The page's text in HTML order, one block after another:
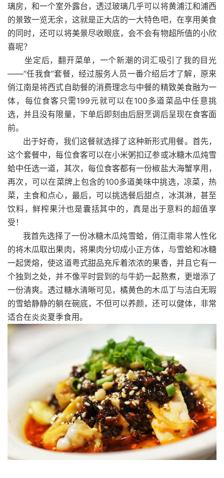
璃房，和一个室外露台，透过玻璃几乎可以将黄浦江和浦西
的景致一览无余，这就是正大店的一大特色吧，在享用美食
的同时，还可以将美景尽收眼底，会不会有物超所值的小欣
喜呢？
坐定后，翻开菜单，一个新潮的词汇吸引了我的目光
——“任我食”套餐，经过服务人员一番介绍后才了解，原来
俏江南是将西式自助餐的消费理念与中餐的精致美食融为一
体，每位食客只需199元就可以在100多道菜品中任意挑
选，并且没有限量，下单后即刻由后厨烹调后呈现在食客面
前。
出于好奇，我们这餐就选择了这种新形式用餐。首先，
这个套餐中，每位食客可以在小米粥扣辽参或冰糖木瓜炖雪
蛤中任选一道，其次，每位食客都有一份椒盐大海蟹享用，
再次，可以在菜牌上包含的100多道美味中挑选，凉菜，热
菜，主食和点心，最后，可以挑选餐后甜点，冰淇淋，甚至
饮料，鲜榨果汁也是囊括其中的，真是出于意料的超值享
受！
我首先选择了一份冰糖木瓜炖雪蛤，俏江南非常人性化
的将木瓜取出果肉，将果肉分切成小正方体，与雪蛤和冰糖
一起煲熔，使这道粤式甜品充斥着浓浓的果香，并且它有一
个独到之处，并不像平时尝到的与牛奶一起熬煮，更增添了
一份清爽。透过糖水清晰可见，橘黄色的木瓜丁与洁白无瑕
的雪蛤静静的躺在碗底，不但可以养颜，还可以健体，非常
适合在炎炎夏季食用。